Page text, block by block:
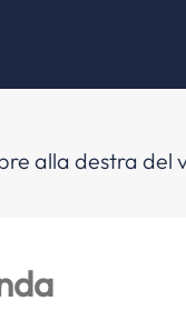
alla destra del